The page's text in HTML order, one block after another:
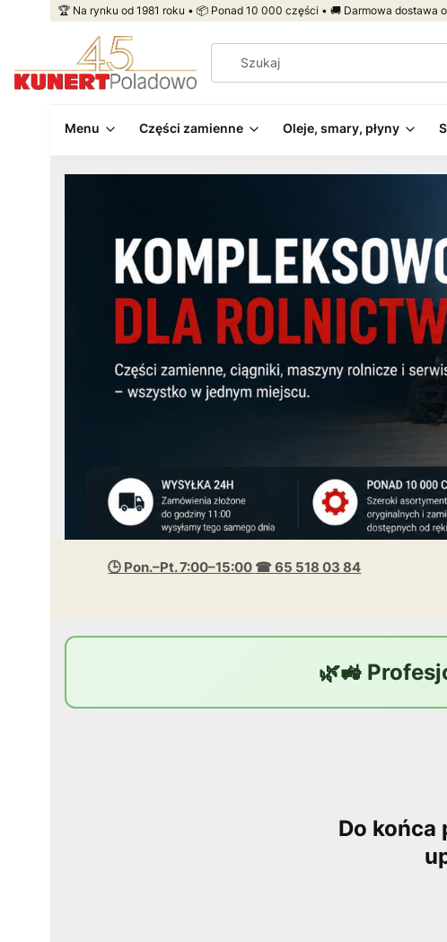
🏆 Na rynku od 1981 roku • 📦 Ponad 10 000 części • 🚚 Darmowa dostawa
Menu Części zamienne Oleje, smary, płyny
🕒 Pon.–Pt. 7:00–15:00 ☎ 65 518 03 84
🌿🚜
Do końca